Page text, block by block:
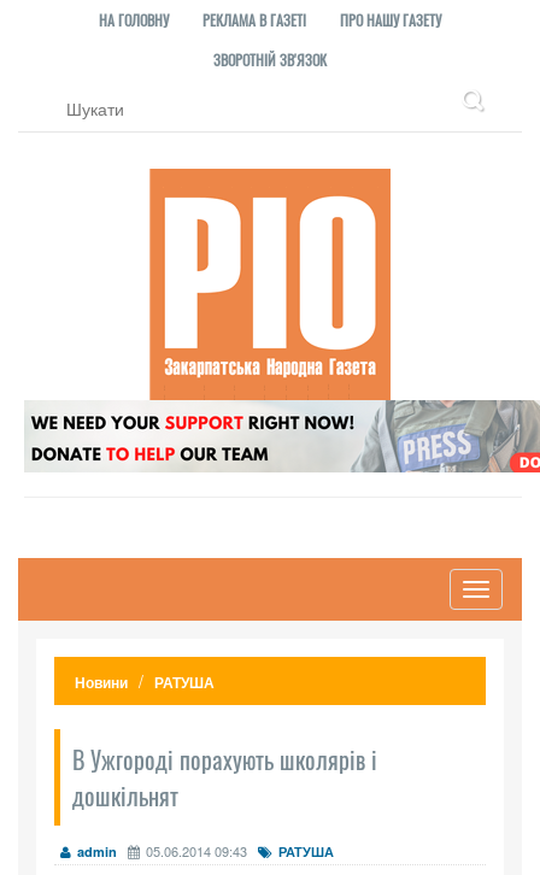
НА ГОЛОВНУ РЕКЛАМА В ГАЗЕТІ
ПРО НАШУ ГАЗЕТУ
ЗВОРОТНІЙ ЗВ'ЯЗОК
Toggle
Новини РАТУША
В Ужгороді порахують школярів і
дошкільнят
admin 05.06.2014 09:43 РАТУША